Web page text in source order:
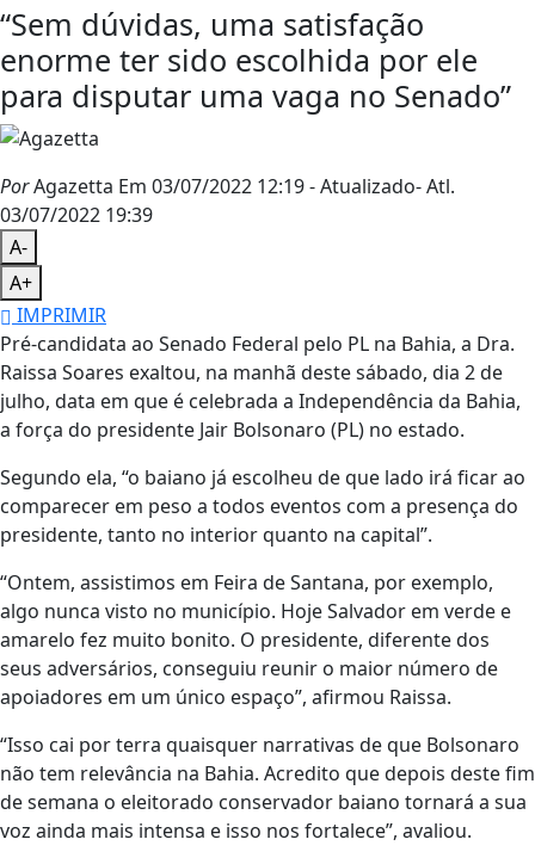
“Sem dúvidas, uma satisfação
enorme ter sido escolhida por ele
para disputar uma vaga no Senado”
PorAgazetta Em 03/07/2022 12:19- Atualizado- Atl.
03/07/2022 19:39
A-
A+
IMPRIMIR
Pré-candidata ao Senado Federal pelo PL na Bahia, a Dra.
Raissa Soares exaltou, na manhã deste sábado, dia 2 de
julho, data em que é celebrada a Independência da Bahia,
a força do presidente Jair Bolsonaro (PL) no estado.
Segundo ela, “o baiano já escolheu de que lado irá ficar ao
comparecer em peso a todos eventos com a presença do
presidente, tanto no interior quanto na capital”.
“Ontem, assistimos em Feira de Santana, por exemplo,
algo nunca visto no município. Hoje Salvador em verde e
amarelo fez muito bonito. O presidente, diferente dos
seus adversários, conseguiu reunir o maior número de
apoiadores em um único espaço”, afirmou Raissa.
“Isso cai por terra quaisquer narrativas de que Bolsonaro
não tem relevância na Bahia. Acredito que depois deste fim
de semana o eleitorado conservador baiano tornará a sua
voz ainda mais intensa e isso nos fortalece”, avaliou.